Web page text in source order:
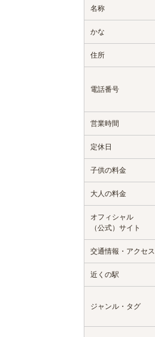
名称
かな
住所
電話番号
営業時間
定休日
子供の料金
大人の料金
オフィシャル
（公式）サイト
交通情報・アクセス
近くの駅
ジャンル・タグ